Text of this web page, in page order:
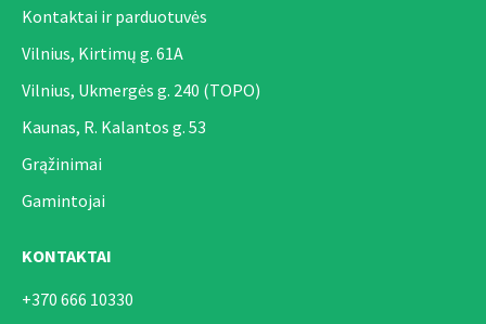
Kontaktai ir parduotuvės
Vilnius, Kirtimų g. 61A
Vilnius, Ukmergės g. 240 (TOPO)
Kaunas, R. Kalantos g. 53
Grąžinimai
Gamintojai
KONTAKTAI
+370 666 10330